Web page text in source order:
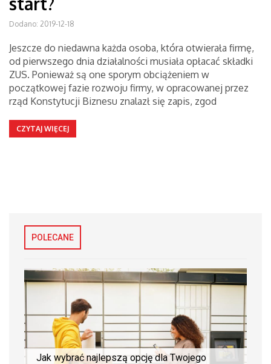
Dodano: 2019-12-18
Jeszcze do niedawna każda osoba, która otwierała firmę,
od pierwszego dnia działalności musiała opłacać składki
ZUS. Ponieważ są one sporym obciążeniem w
początkowej fazie rozwoju firmy, w opracowanej przez
rząd Konstytucji Biznesu znalazł się zapis, zgod
CZYTAJ WIĘCEJ
POLECANE
Jak wybrać najlepszą opcję dla Twojego